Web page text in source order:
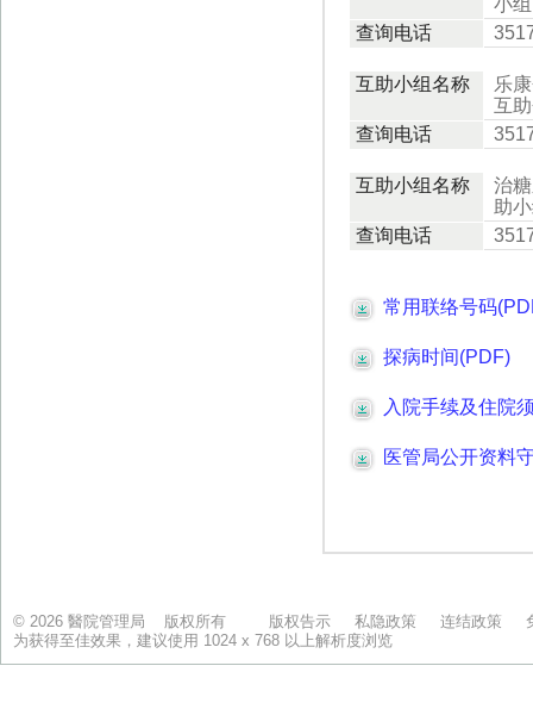
© 2026 醫院管理局 版权所有 版权告示 私隐政策 连结政策
为获得至佳效果，建议使用 1024 x 768 以上解析度浏览